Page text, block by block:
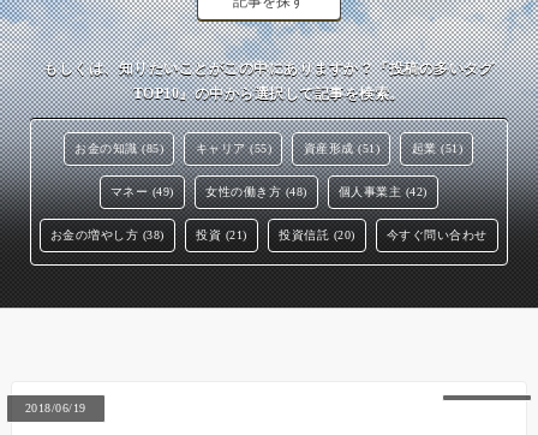
もしくは、知りたいことがこの中にありますか？『投稿の多いタグ
TOP10』の中から選択して記事を検索。
お金の知識 (85) キャリア (55) 資産形成 (51) 起業 (51)
マネー (49) 女性の働き方 (48) 個人事業主 (42)
お金の増やし方 (38) 投資 (21) 投資信託 (20) 今すぐ問い合わせ
2018/06/19